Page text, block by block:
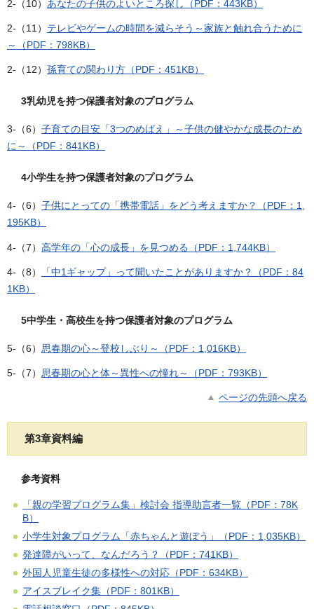
2-（10） あなたの子供のよいところ探し（PDF：443KB）
2-（11） テレビやゲームの時間を減らそう～家族と触れ合うために
～（PDF：798KB）
2-（12） 孫育ての関わり方（PDF：451KB）
3乳幼児を持つ保護者対象のプログラム
3-（6） 子育ての目安「3つのめばえ」～子供の健やかな成長のため
に～（PDF：841KB）
4小学生を持つ保護者対象のプログラム
4-（6） 子供にとっての「携帯電話」をどう考えますか？（PDF：1,
195KB）
4-（7） 高学年の「心の成長」を見つめる（PDF：1,744KB）
4-（8）
「中1ギャップ」って聞いたことがありますか？（PDF：84
1KB）
5中学生・高校生を持つ保護者対象のプログラム
5-（6） 思春期の心～登校しぶり～（PDF：1,016KB）
5-（7） 思春期の心と体～異性への憧れ～（PDF：793KB）
ページの先頭へ戻る
第3章資料編
参考資料
「親の学習プログラム集」検討会 指導助言者一覧（PDF：78K
B）
小学生対象プログラム「赤ちゃんと遊ぼう」（PDF：1,035KB）
発達障がいって、なんだろう？（PDF：741KB）
外国人児童生徒の多様性への対応（PDF：634KB）
アイスブレイク集（PDF：801KB）